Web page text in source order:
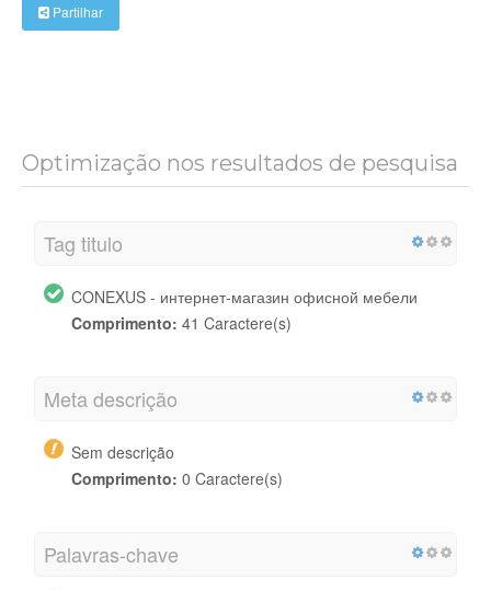
Partilhar
Optimização nos resultados de pesquisa
Tag titulo
CONEXUS - интернет-магазин офисной мебели
Comprimento: 41 Caractere(s)
Meta descrição
Sem descrição
Comprimento: 0 Caractere(s)
Palavras-chave